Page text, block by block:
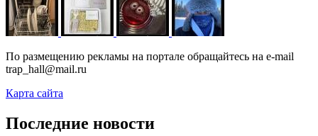
По размещению рекламы на портале обращайтесь на e-mail
trap_hall@mail.ru
Карта сайта
Последние новости